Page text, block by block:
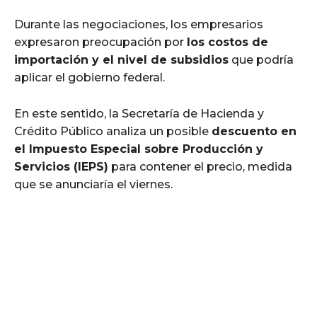
Durante las negociaciones, los empresarios
expresaron preocupación por los costos de
importación y el nivel de subsidios que podría
aplicar el gobierno federal.
En este sentido, la Secretaría de Hacienda y
Crédito Público analiza un posible descuento en
el Impuesto Especial sobre Producción y
Servicios (IEPS) para contener el precio, medida
que se anunciaría el viernes.